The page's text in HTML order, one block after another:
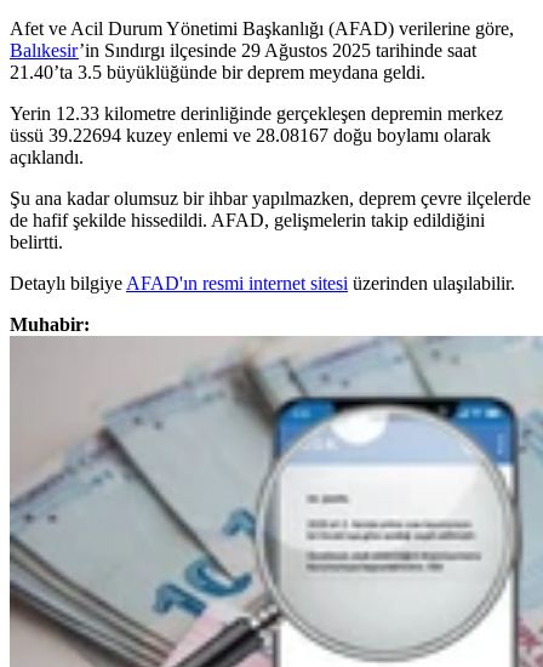
Afet ve Acil Durum Yönetimi Başkanlığı (AFAD) verilerine göre,
Balıkesir’in Sındırgı ilçesinde 29 Ağustos 2025 tarihinde saat
21.40’ta 3.5 büyüklüğünde bir deprem meydana geldi.
Yerin 12.33 kilometre derinliğinde gerçekleşen depremin merkez
üssü 39.22694 kuzey enlemi ve 28.08167 doğu boylamı olarak
açıklandı.
Şu ana kadar olumsuz bir ihbar yapılmazken, deprem çevre ilçelerde
de hafif şekilde hissedildi. AFAD, gelişmelerin takip edildiğini
belirtti.
Detaylı bilgiyeAFAD'ın resmi internet sitesi üzerinden ulaşılabilir.
Muhabir: